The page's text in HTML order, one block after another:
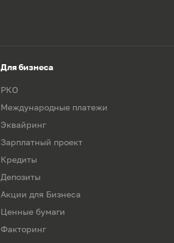
Для бизнеса
РКО
Международные платежи
Эквайринг
Зарплатный проект
Кредиты
Депозиты
Акции для Бизнеса
Ценные бумаги
Факторинг